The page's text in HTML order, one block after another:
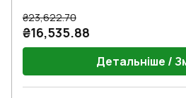
₴23,622.70
₴16,535.88
Детальніше /